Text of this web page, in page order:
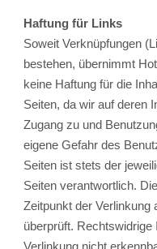
Haftung für Links
Soweit Verknüpfungen
bestehen, übernimmt
keine Haftung für die
Seiten, da wir auf deren
Zugang zu und
eigene Gefahr des
Seiten ist stets der
Seiten verantwortlich.
Zeitpunkt der
überprüft.
Verlinkung nicht